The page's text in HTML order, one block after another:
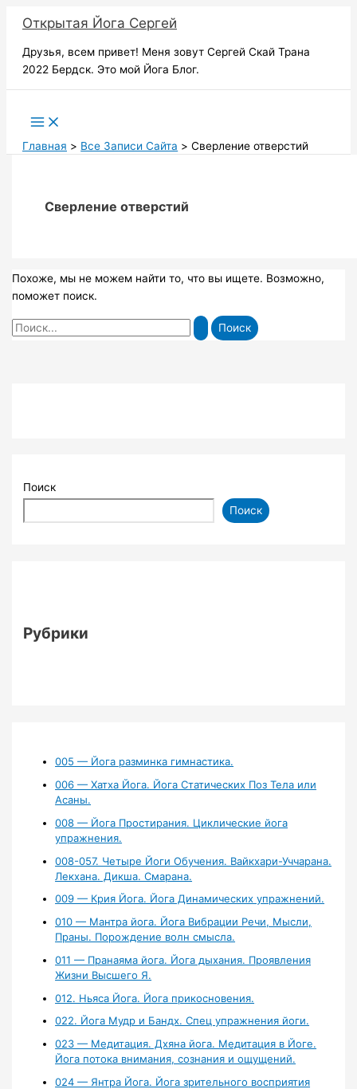
содержимому
Открытая Йога Сергей
Друзья, всем привет! Меня зовут Сергей Скай Трана
2022 Бердск. Это мой Йога Блог.
Главная Все Записи Сайта Сверление отверстий
Сверление отверстий
Похоже, мы не можем найти то, что вы ищете. Возможно,
поможет поиск.
Поиск:
Поиск
Поиск
Рубрики
005 — Йога разминка гимнастика.
006 — Хатха Йога. Йога Статических Поз Тела или
Асаны.
008 — Йога Простирания. Циклические йога
упражнения.
008-057. Четыре Йоги Обучения. Вайкхари-Уччарана.
Лекхана. Дикша. Смарана.
009 — Крия Йога. Йога Динамических упражнений.
010 — Мантра йога. Йога Вибрации Речи, Мысли,
Праны. Порождение волн смысла.
011 — Пранаяма йога. Йога дыхания. Проявления
Жизни Высшего Я.
012. Ньяса Йога. Йога прикосновения.
022. Йога Мудр и Бандх. Спец упражнения йоги.
023 — Медитация. Дхяна йога. Медитация в Йоге.
Йога потока внимания, сознания и ощущений.
024 — Янтра Йога. Йога зрительного восприятия